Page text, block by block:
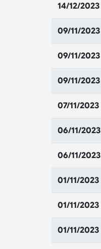
14/12/2023
09/11/2023
09/11/2023
09/11/2023
07/11/2023
06/11/2023
06/11/2023
01/11/2023
01/11/2023
01/11/2023